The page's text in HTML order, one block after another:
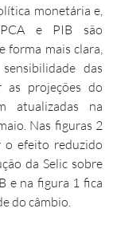
monetária e,
e PIB são
forma mais clara,
das
as projeções do
atualizadas na
Nas figuras 2
o efeito reduzido
da Selic sobre
e na figura 1 fica
do câmbio.